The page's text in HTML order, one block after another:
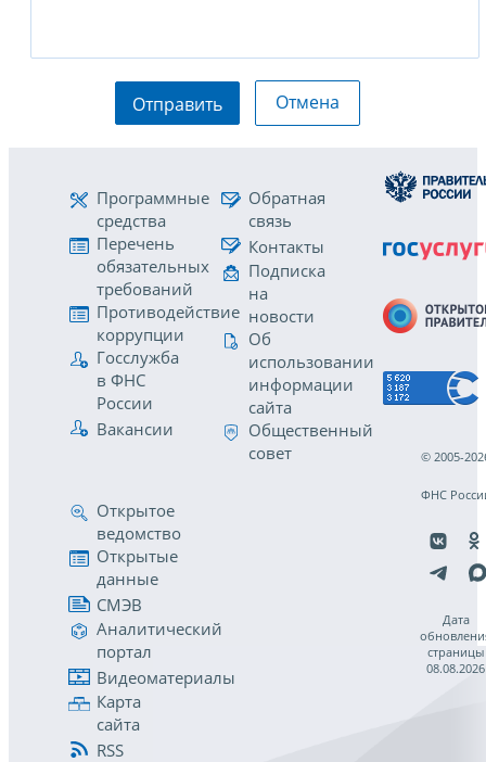
Отправить Отмена
Программные
средства
Перечень
обязательных
требований
Противодействие
коррупции
Госслужба
в ФНС
России
Вакансии
Обратная
связь
Контакты
Подписка
на
новости
Об
использовании
информации
сайта
Общественный
совет
Открытое
ведомство
Открытые
данные
СМЭВ
Аналитический
портал
Видеоматериалы
Карта
сайта
RSS
© 2005-
ФНС
Дата
страницы
08.08.2026